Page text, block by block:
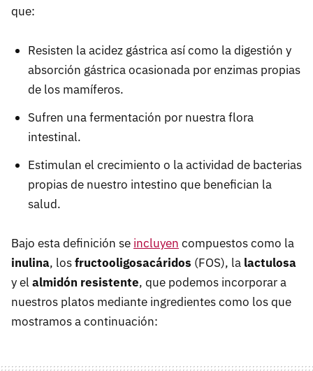
que:
Resisten la acidez gástrica así como la digestión y
absorción gástrica ocasionada por enzimas propias
de los mamíferos.
Sufren una fermentación por nuestra flora
intestinal.
Estimulan el crecimiento o la actividad de bacterias
propias de nuestro intestino que benefician la
salud.
Bajo esta definición se incluyen compuestos como la
inulina, losfructooligosacáridos (FOS), la lactulosa
y el almidón resistente, que podemos incorporar a
nuestros platos mediante ingredientes como los que
mostramos a continuación: